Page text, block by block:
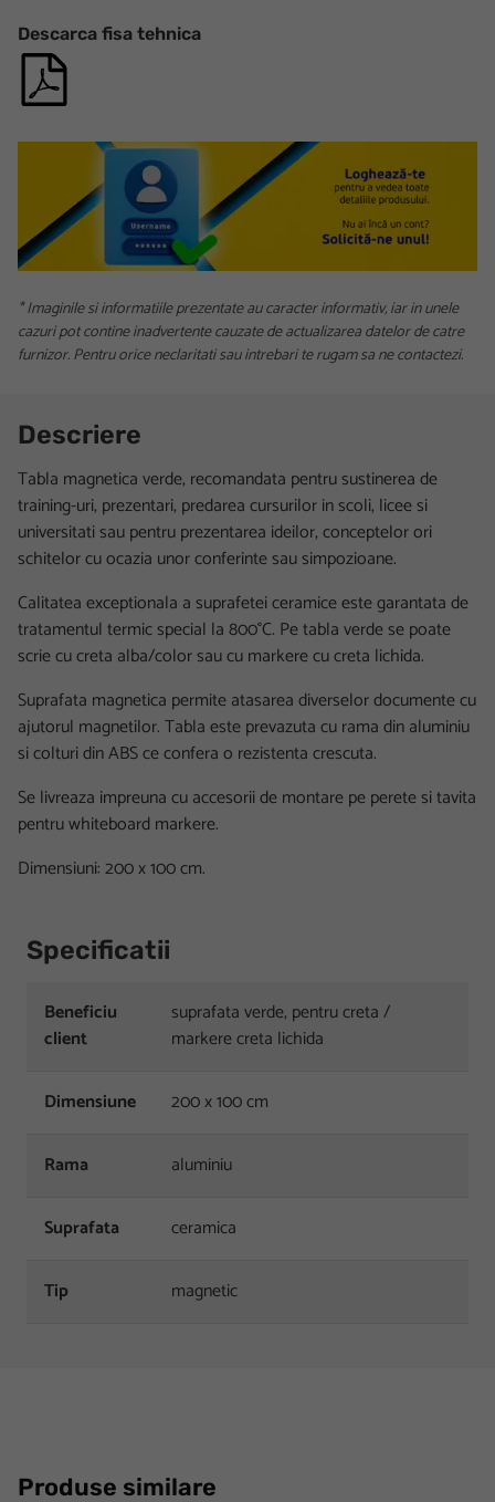
Descarca fisa tehnica
* Imaginile si informatiile prezentate au caracter informativ, iar in unele
cazuri pot contine inadvertente cauzate de actualizarea datelor de catre
furnizor. Pentru orice neclaritati sau intrebari te rugam sa ne contactezi.
Descriere
Tabla magnetica verde, recomandata pentru sustinerea de
training-uri, prezentari, predarea cursurilor in scoli, licee si
universitati sau pentru prezentarea ideilor, conceptelor ori
schitelor cu ocazia unor conferinte sau simpozioane.
Calitatea exceptionala a suprafetei ceramice este garantata de
tratamentul termic special la 800°C. Pe tabla verde se poate
scrie cu creta alba/color sau cu markere cu creta lichida.
Suprafata magnetica permite atasarea diverselor documente cu
ajutorul magnetilor. Tabla este prevazuta cu rama din aluminiu
si colturi din ABS ce confera o rezistenta crescuta.
Se livreaza impreuna cu accesorii de montare pe perete si tavita
pentru whiteboard markere.
Dimensiuni: 200 x 100 cm.
Specificatii
Beneficiu
client
suprafata verde, pentru creta /
markere creta lichida
Dimensiune 200 x 100 cm
Rama aluminiu
Suprafata ceramica
Tip magnetic
Produse similare